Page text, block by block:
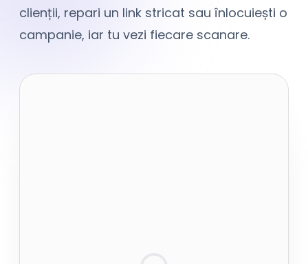
clienții, repari un link stricat sau înlocuiești o
campanie, iar tu vezi fiecare scanare.